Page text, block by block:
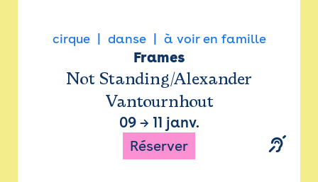
cirque danse à voir en famille
Frames
Not Standing/Alexander
Vantournhout
09→ 11 janv.
Réserver